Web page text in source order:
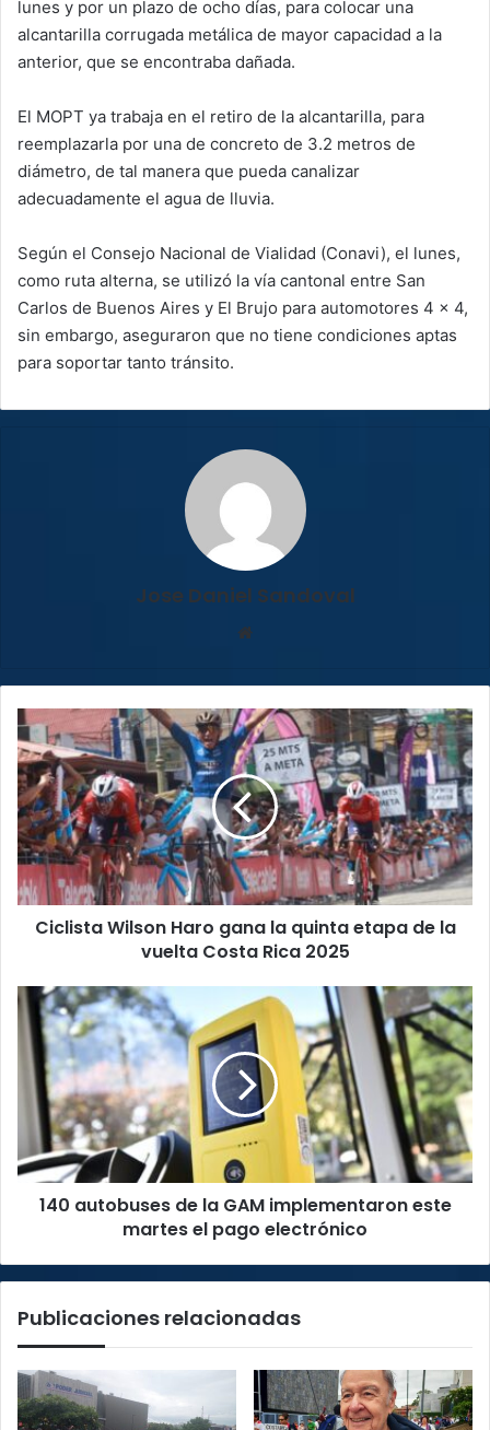
lunes y por un plazo de ocho días, para colocar una
alcantarilla corrugada metálica de mayor capacidad a la
anterior, que se encontraba dañada.
El MOPT ya trabaja en el retiro de la alcantarilla, para
reemplazarla por una de concreto de 3.2 metros de
diámetro, de tal manera que pueda canalizar
adecuadamente el agua de lluvia.
Según el Consejo Nacional de Vialidad (Conavi), el lunes,
como ruta alterna, se utilizó la vía cantonal entre San
Carlos de Buenos Aires y El Brujo para automotores 4 x 4,
sin embargo, aseguraron que no tiene condiciones aptas
para soportar tanto tránsito.
Jose Daniel Sandoval
Ciclista
Wilson
Haro
gana
la
quinta
etapa
de
la
vuelta
2025
Ciclista Wilson Haro gana la quinta etapa de la
vuelta Costa Rica 2025
140
autobuses
de
GAM
implementaron
este
martes
el
pago140 autobuses de la GAM implementaron este
martes el pago electrónico
Publicaciones relacionadas